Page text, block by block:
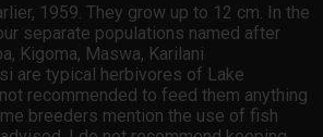
1959. They grow up to 12 cm. In the
separate populations named after
Kigoma, Maswa, Karilani
are typical herbivores of Lake
recommended to feed them anything
breeders mention the use of fish